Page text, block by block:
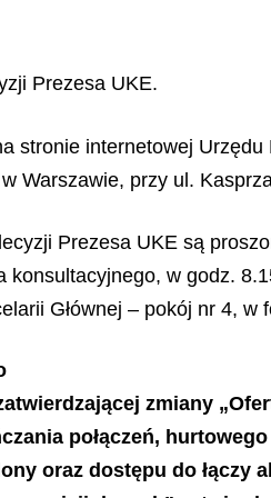
Prezesa UKE.
stronie internetowej
Warszawie, przy ul.
Prezesa UKE są
w godz.
Głównej – pokój nr 4, w
zmiany
połączeń,
oraz dostępu do łączy